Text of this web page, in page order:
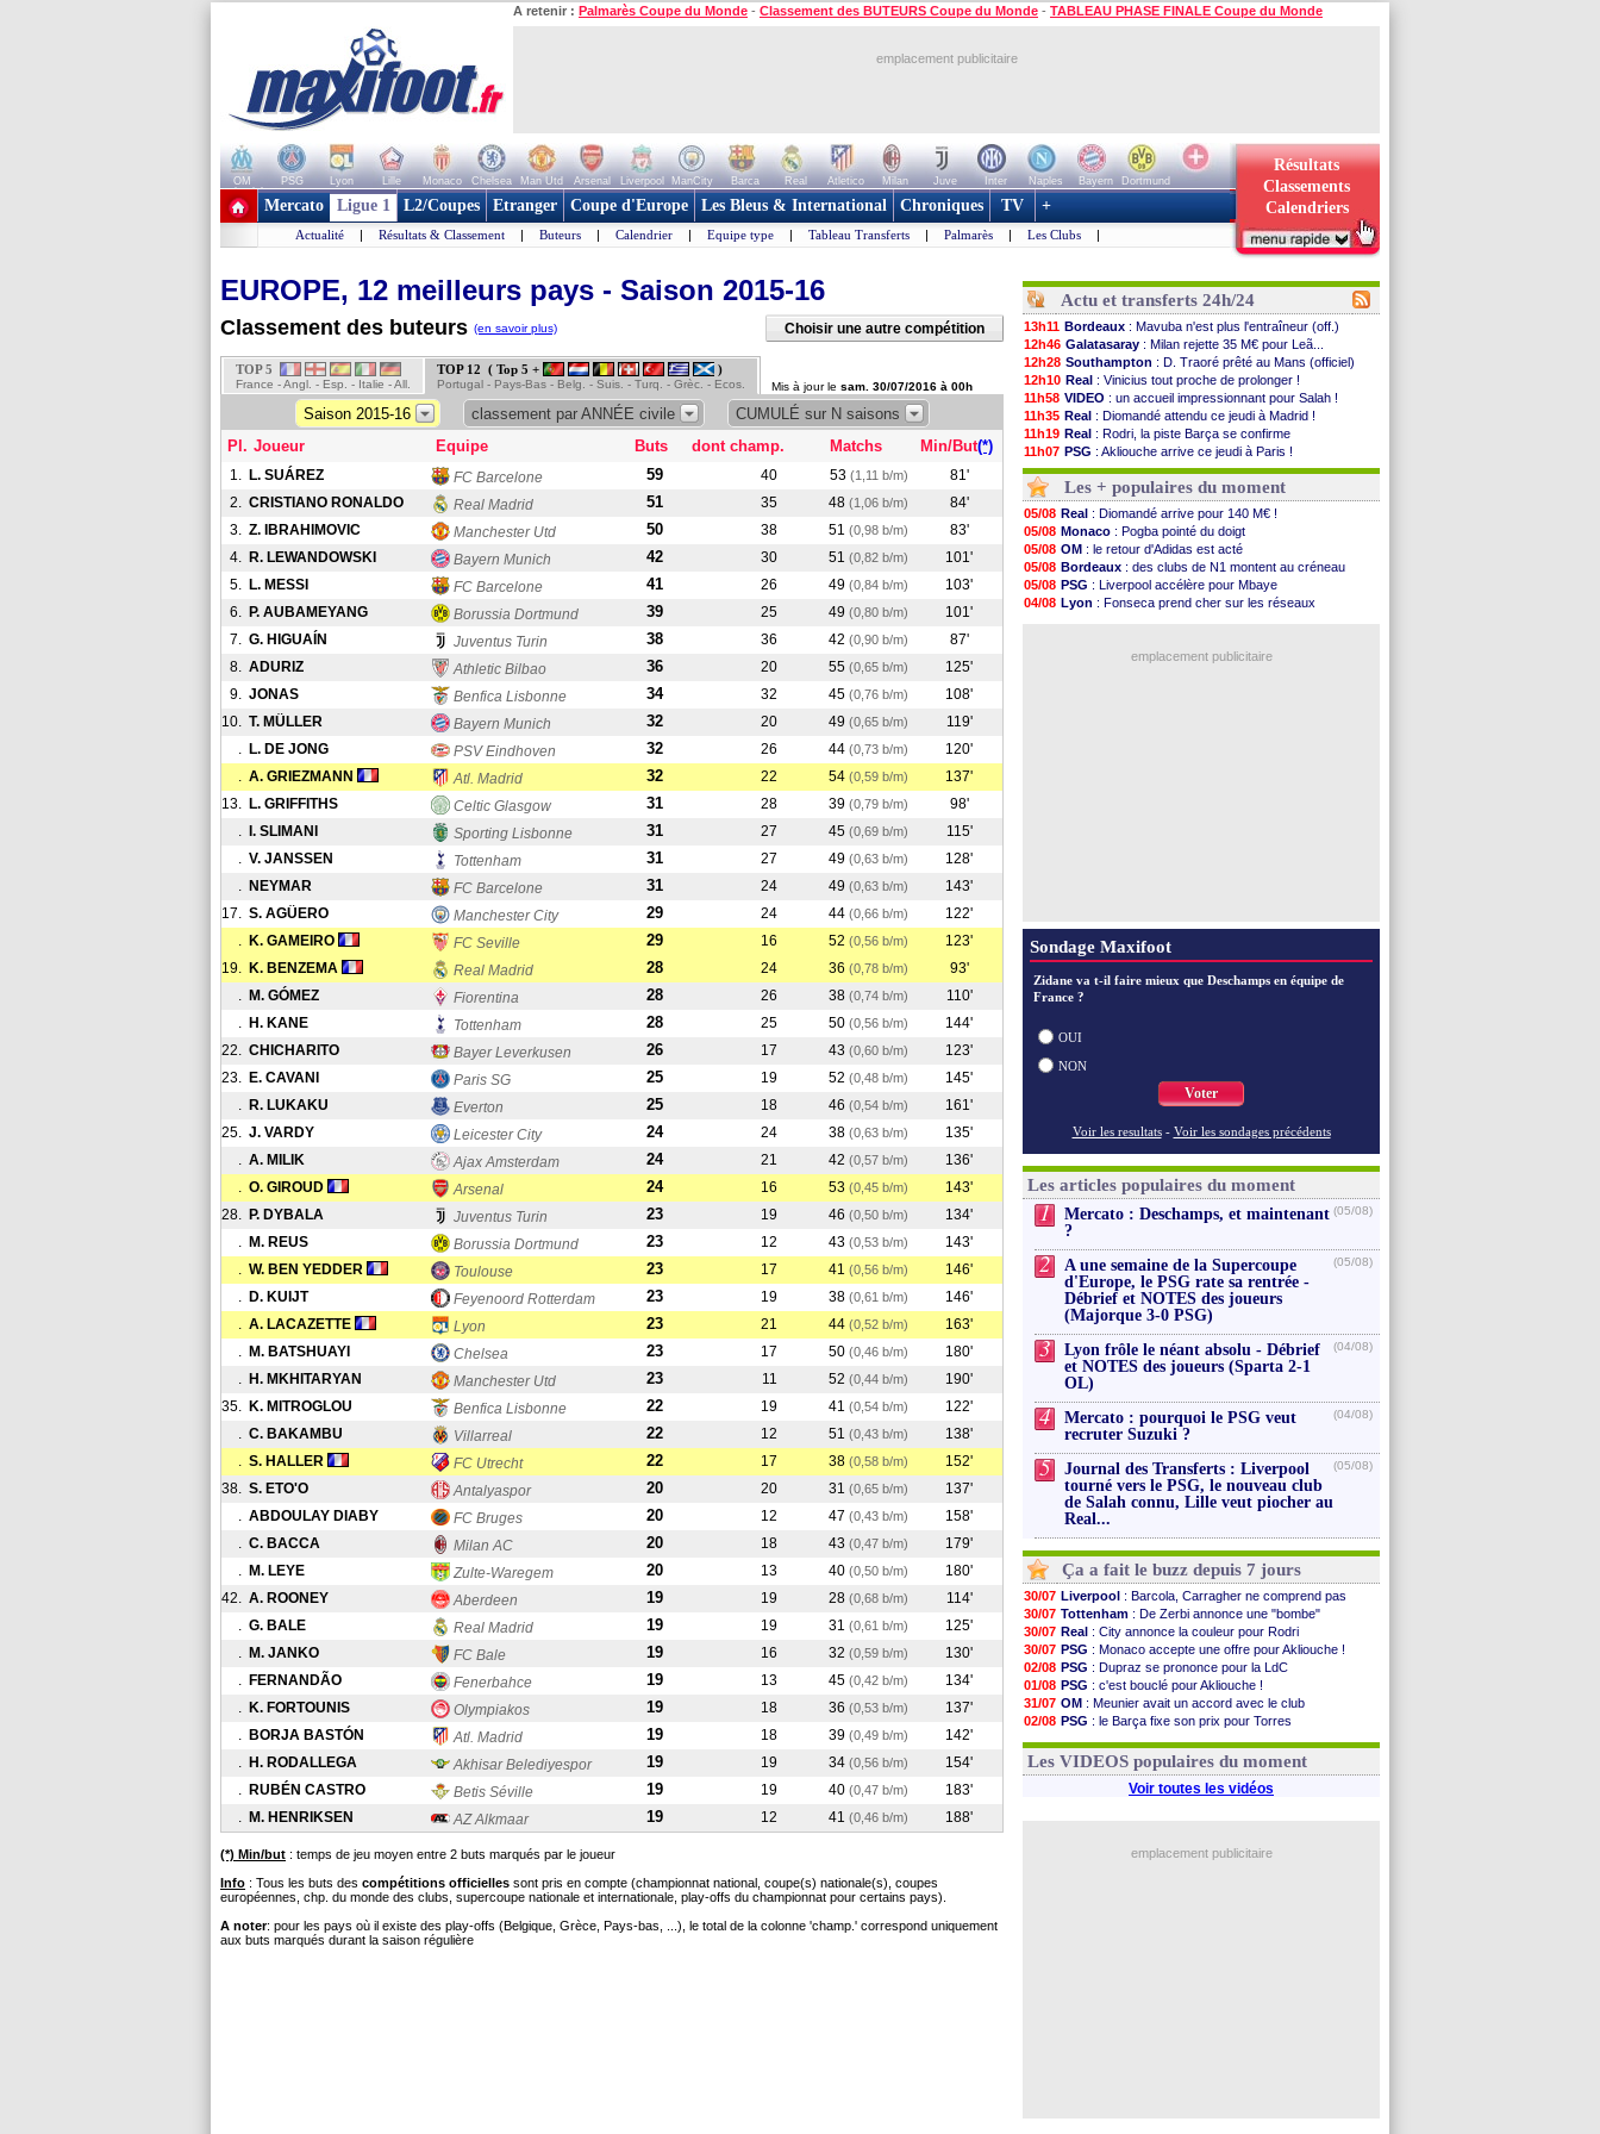
A retenir : Palmarès Coupe du Monde - Classement des BUTEURS Coupe du Monde - TABLEAU PHASE FINALE Coupe du Monde
emplacement publicitaire
OM PSG Lyon Lille Monaco Chelsea Man Utd Arsenal Liverpool ManCity Barca Real Atletico Milan Juve Inter Naples Bayern
Dortmund
+ de clubs
Résultats
Classements
Calendriers
Mercato Ligue 1 L2/Coupes Etranger Coupe d'Europe Les Bleus & International Chroniques TV +
Actualité | Résultats & Classement | Buteurs | Calendrier | Equipe type | Tableau Transferts | Palmarès | Les Clubs |
EUROPE, 12 meilleurs pays - Saison 2015-16
Classement des buteurs (en savoir plus) Choisir une autre compétition
TOP 5
France - Angl. - Esp. - Italie - All.
TOP 12 ( Top 5 + )
Portugal - Pays-Bas - Belg. - Suis. - Turq. - Grèc. - Ecos. Mis à jour le sam. 30/07/2016 à 00h
Saison 2015-16 classement par ANNÉE civile
CUMULÉ sur N saisons
Pl. Joueur Equipe Buts dont champ. Matchs Min/But(*)
1. L. SUÁREZ FC Barcelone 59 40 53 (1,11 b/m)
81'
2. CRISTIANO RONALDO Real Madrid 51 35 48 (1,06 b/m)
84'
3. Z. IBRAHIMOVIC Manchester Utd 50 38 51 (0,98 b/m)
83'
4. R. LEWANDOWSKI Bayern Munich 42 30 51 (0,82 b/m)
101'
5. L. MESSI FC Barcelone 41 26 49 (0,84 b/m)
103'
6. P. AUBAMEYANG Borussia Dortmund 39 25 49 (0,80 b/m)
101'
7. G. HIGUAÍN Juventus Turin 38 36 42 (0,90 b/m)
87'
8. ADURIZ Athletic Bilbao 36 20 55 (0,65 b/m)
125'
9. JONAS Benfica Lisbonne 34 32 45 (0,76 b/m)
108'
10. T. MÜLLER Bayern Munich 32 20 49 (0,65 b/m)
119'
. L. DE JONG PSV Eindhoven 32 26 44 (0,73 b/m)
120'
. A. GRIEZMANN Atl. Madrid 32 22 54 (0,59 b/m)
137'
13. L. GRIFFITHS Celtic Glasgow 31 28 39 (0,79 b/m)
98'
.
I. SLIMANI Sporting Lisbonne 31 27 45 (0,69 b/m)
115'
. V. JANSSEN Tottenham 31 27 49 (0,63 b/m)
128'
. NEYMAR FC Barcelone 31 24 49 (0,63 b/m)
143'
17. S. AGÜERO Manchester City 29 24 44 (0,66 b/m)
122'
. K. GAMEIRO FC Seville 29 16 52 (0,56 b/m)
123'
19. K. BENZEMA Real Madrid 28 24 36 (0,78 b/m)
93'
. M. GÓMEZ Fiorentina 28 26 38 (0,74 b/m)
110'
. H. KANE Tottenham 28 25 50 (0,56 b/m)
144'
22. CHICHARITO Bayer Leverkusen 26 17 43 (0,60 b/m)
123'
23. E. CAVANI Paris SG 25 19 52 (0,48 b/m)
145'
. R. LUKAKU Everton 25 18 46 (0,54 b/m)
161'
25. J. VARDY Leicester City 24 24 38 (0,63 b/m)
135'
. A. MILIK Ajax Amsterdam 24 21 42 (0,57 b/m)
136'
. O. GIROUD Arsenal 24 16 53 (0,45 b/m)
143'
28. P. DYBALA Juventus Turin 23 19 46 (0,50 b/m)
134'
. M. REUS Borussia Dortmund 23 12 43 (0,53 b/m)
143'
. W. BEN YEDDER Toulouse 23 17 41 (0,56 b/m)
146'
. D. KUIJT Feyenoord Rotterdam 23 19 38 (0,61 b/m)
146'
. A. LACAZETTE Lyon 23 21 44 (0,52 b/m)
163'
. M. BATSHUAYI Chelsea 23 17 50 (0,46 b/m)
180'
. H. MKHITARYAN Manchester Utd 23 11 52 (0,44 b/m)
190'
35. K. MITROGLOU Benfica Lisbonne 22 19 41 (0,54 b/m)
122'
. C. BAKAMBU Villarreal 22 12 51 (0,43 b/m)
138'
. S. HALLER FC Utrecht 22 17 38 (0,58 b/m)
152'
38. S. ETO'O Antalyaspor 20 20 31 (0,65 b/m)
137'
. ABDOULAY DIABY FC Bruges 20 12 47 (0,43 b/m)
158'
. C. BACCA Milan AC 20 18 43 (0,47 b/m)
179'
. M. LEYE Zulte-Waregem 20 13 40 (0,50 b/m)
180'
42. A. ROONEY Aberdeen 19 19 28 (0,68 b/m)
114'
. G. BALE Real Madrid 19 19 31 (0,61 b/m)
125'
. M. JANKO FC Bale 19 16 32 (0,59 b/m)
130'
. FERNANDÃO Fenerbahce 19 13 45 (0,42 b/m)
134'
. K. FORTOUNIS Olympiakos 19 18 36 (0,53 b/m)
137'
. BORJA BASTÓN Atl. Madrid 19 18 39 (0,49 b/m)
142'
. H. RODALLEGA Akhisar Belediyespor 19 19 34 (0,56 b/m)
154'
. RUBÉN CASTRO Betis Séville 19 19 40 (0,47 b/m)
183'
. M. HENRIKSEN AZ Alkmaar 19 12 41 (0,46 b/m) 188'
(*) Min/but : temps de jeu moyen entre 2 buts marqués par le joueur
Info : Tous les buts des compétitions officielles sont pris en compte (championnat national, coupe(s) nationale(s), coupes
européennes, chp. du monde des clubs, supercoupe nationale et internationale, play-offs du championnat pour certains pays).
A noter: pour les pays où il existe des play-offs (Belgique, Grèce, Pays-bas, ...), le total de la colonne 'champ.' correspond uniquement
aux buts marqués durant la saison régulière
Actu et transferts 24h/24
13h11 Bordeaux : Mavuba n'est plus l'entraîneur (off.)
12h46 Galatasaray : Milan rejette 35 M€ pour Leã...
12h28 Southampton : D. Traoré prêté au Mans (officiel)
12h10 Real : Vinicius tout proche de prolonger !
11h58 VIDEO : un accueil impressionnant pour Salah !
11h35 Real : Diomandé attendu ce jeudi à Madrid !
11h19 Real : Rodri, la piste Barça se confirme
11h07 PSG : Akliouche arrive ce jeudi à Paris !
10h53 Médias: la Liga quitte beIN Sports !
10h36
PSG : pas d'inquiétude pour Rafael Pol
10h13 Real: ça se complique pour Rodri !
09h51
Barça: Ferran Torres donne son feu vert au ...
09h32
FIFA: des excuses après le projet
09h11
Abha : c'est fait pour Fekir (officiel)
08h57
Real: réponse imminente de Vinicius
08h39
Arsenal : Nørgaard transféré à Everton (off.)
08h22
Al-Ahli : Deschamps a discuté !
: Zabiri n'est pas fan de la L1
Les + populaires du moment
05/08 Real : Diomandé arrive pour 140 M€ !
05/08 Monaco : Pogba pointé du doigt
05/08 OM : le retour d'Adidas est acté
05/08 Bordeaux : des clubs de N1 montent au créneau
05/08 PSG : Liverpool accélère pour Mbaye
04/08 Lyon : Fonseca prend cher sur les réseaux
emplacement publicitaire
Sondage Maxifoot
Zidane va t-il faire mieux que Deschamps en équipe de
France ?
OUI
NON
Voter
Voir les resultats - Voir les sondages précédents
Les articles populaires du moment
1
Mercato : Deschamps, et maintenant
?
(05/08)
2
A une semaine de la Supercoupe
d'Europe, le PSG rate sa rentrée -
Débrief et NOTES des joueurs
(Majorque 3-0 PSG)
(05/08)
3
Lyon frôle le néant absolu - Débrief
et NOTES des joueurs (Sparta 2-1
OL)
(04/08)
4
Mercato : pourquoi le PSG veut
recruter Suzuki ?
(04/08)
5
Journal des Transferts : Liverpool
tourné vers le PSG, le nouveau club
de Salah connu, Lille veut piocher au
Real...
(05/08)
Ça a fait le buzz depuis 7 jours
30/07 Liverpool : Barcola, Carragher ne comprend pas
30/07 Tottenham : De Zerbi annonce une "bombe"
30/07 Real : City annonce la couleur pour Rodri
30/07 PSG : Monaco accepte une offre pour Akliouche !
02/08 PSG : Dupraz se prononce pour la LdC
01/08 PSG : c'est bouclé pour Akliouche !
31/07 OM : Meunier avait un accord avec le club
02/08 PSG : le Barça fixe son prix pour Torres
03/08 FIFA: Infantino sollicite Trump
Les VIDEOS populaires du moment
Voir toutes les vidéos
emplacement publicitaire